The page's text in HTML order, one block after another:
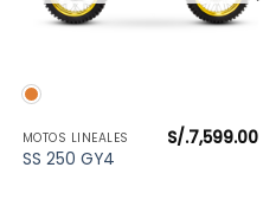
precio
MOTOS LINEALES
SS 250 GY4
S/.7,599.00